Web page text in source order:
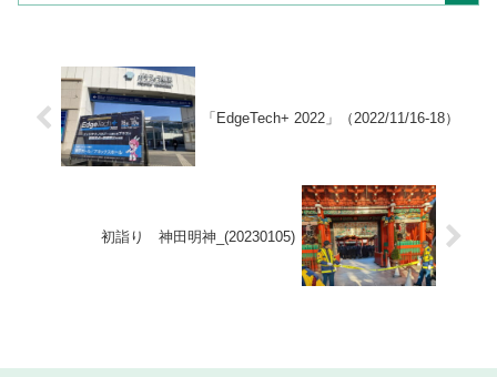
「EdgeTech+ 2022」（2022/11/16-18）
初詣り 神田明神_(20230105)